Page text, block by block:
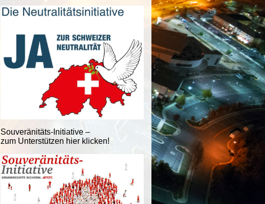
Souveränitäts-Initiative –
zum Unterstützen hier klicken!